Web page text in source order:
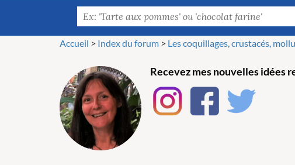
Accueil > Index du forum > Les coquillages, crustacés,
Recevez mes nouvelles idées